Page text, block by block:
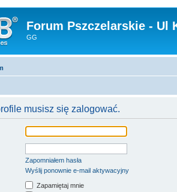
Forum Pszczelarskie - Ul
GG
musisz się zalogować.
Zapomniałem hasła
Wyślij ponownie e-mail aktywacyjny
Zapamiętaj mnie